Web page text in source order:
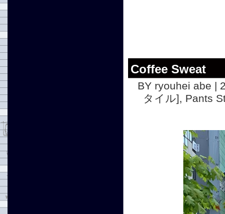
Coffee Sweat
BY ryouhei abe |
タイル], Pants